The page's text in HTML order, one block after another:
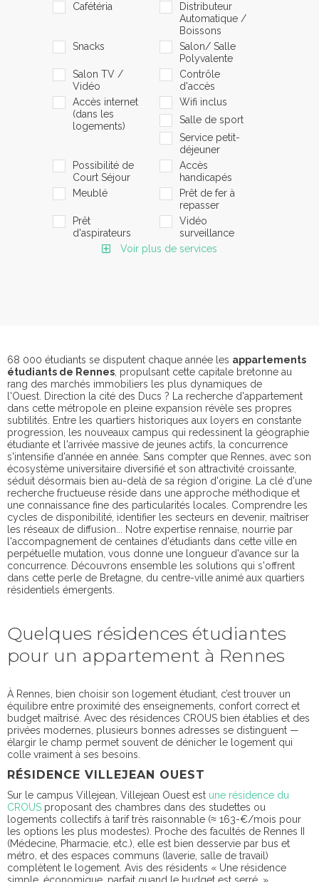
Cafétéria
Distributeur
Automatique /
Boissons
Snacks
Salon/ Salle
Polyvalente
Salon TV /
Vidéo
Contrôle
d'accès
Accès internet
(dans les
logements)
Wifi inclus
Salle de sport
Service petit-
déjeuner
Possibilité de
Court Séjour
Accès
handicapés
Meublé
Prêt de fer à
repasser
Prêt
d'aspirateurs
Vidéo
surveillance
Voir plus de services
68 000 étudiants se disputent chaque année les appartements
étudiants de Rennes, propulsant cette capitale bretonne au
rang des marchés immobiliers les plus dynamiques de
l'Ouest. Direction la cité des Ducs ? La recherche d'appartement
dans cette métropole en pleine expansion révèle ses propres
subtilités. Entre les quartiers historiques aux loyers en constante
progression, les nouveaux campus qui redessinent la géographie
étudiante et l'arrivée massive de jeunes actifs, la concurrence
s'intensifie d'année en année. Sans compter que Rennes, avec son
écosystème universitaire diversifié et son attractivité croissante,
séduit désormais bien au-delà de sa région d'origine. La clé d'une
recherche fructueuse réside dans une approche méthodique et
une connaissance fine des particularités locales. Comprendre les
cycles de disponibilité, identifier les secteurs en devenir, maîtriser
les réseaux de diffusion... Notre expertise rennaise, nourrie par
l'accompagnement de centaines d'étudiants dans cette ville en
perpétuelle mutation, vous donne une longueur d'avance sur la
concurrence. Découvrons ensemble les solutions qui s'offrent
dans cette perle de Bretagne, du centre-ville animé aux quartiers
résidentiels émergents.
Quelques résidences étudiantes
pour un appartement à Rennes
À Rennes, bien choisir son logement étudiant, c’est trouver un
équilibre entre proximité des enseignements, confort correct et
budget maîtrisé. Avec des résidences CROUS bien établies et des
privées modernes, plusieurs bonnes adresses se distinguent —
élargir le champ permet souvent de dénicher le logement qui
colle vraiment à ses besoins.
RÉSIDENCE VILLEJEAN OUEST
Sur le campus Villejean, Villejean Ouest est une résidence du
CROUS proposant des chambres dans des studettes ou
logements collectifs à tarif très raisonnable (≈ 163-€/mois pour
les options les plus modestes). Proche des facultés de Rennes II
(Médecine, Pharmacie, etc.), elle est bien desservie par bus et
métro, et des espaces communs (laverie, salle de travail)
complètent le logement. Avis des résidents « Une résidence